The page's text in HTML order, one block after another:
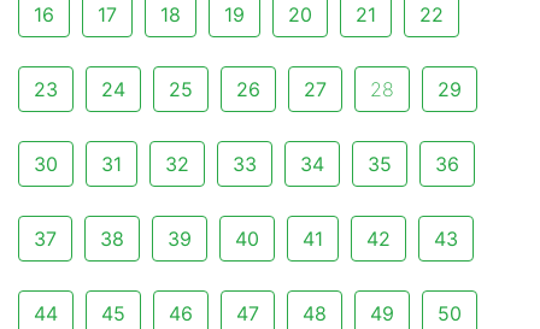
16 17 18 19 20 21 22
23 24 25 26 27 28 29
30 31 32 33 34 35 36
37 38 39 40 41 42 43
44 45 46 47 48 49 50